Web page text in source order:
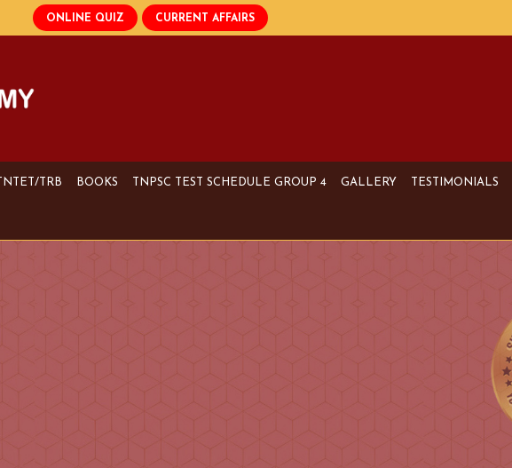
TNTET/TRB BOOKS TNPSC TEST SCHEDULE GROUP 4 GALLERY TESTIMONIALS